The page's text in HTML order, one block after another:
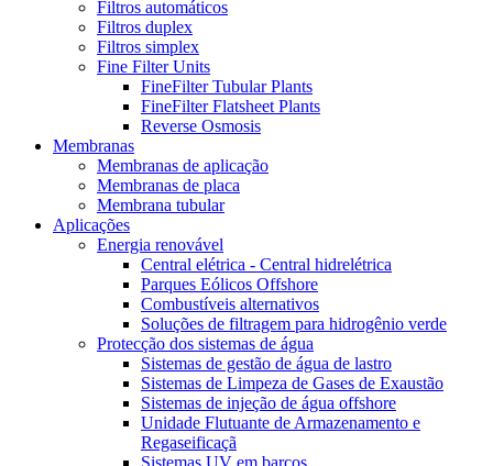
Filtros automáticos
Filtros duplex
Filtros simplex
Fine Filter Units
FineFilter Tubular Plants
FineFilter Flatsheet Plants
Reverse Osmosis
Membranas
Membranas de aplicação
Membranas de placa
Membrana tubular
Aplicações
Energia renovável
Central elétrica - Central hidrelétrica
Parques Eólicos Offshore
Combustíveis alternativos
Soluções de filtragem para hidrogênio verde
Protecção dos sistemas de água
Sistemas de gestão de água de lastro
Sistemas de Limpeza de Gases de Exaustão
Sistemas de injeção de água offshore
Unidade Flutuante de Armazenamento e
Regaseificaçã